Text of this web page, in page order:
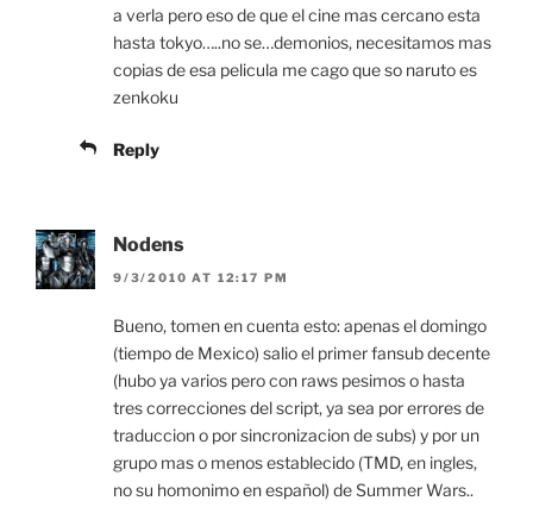
a verla pero eso de que el cine mas cercano esta
hasta tokyo…..no se…demonios, necesitamos mas
copias de esa pelicula me cago que so naruto es
zenkoku
Reply
Nodens
9/3/2010 AT 12:17 PM
Bueno, tomen en cuenta esto: apenas el domingo
(tiempo de Mexico) salio el primer fansub decente
(hubo ya varios pero con raws pesimos o hasta
tres correcciones del script, ya sea por errores de
traduccion o por sincronizacion de subs) y por un
grupo mas o menos establecido (TMD, en ingles,
no su homonimo en español) de Summer Wars..